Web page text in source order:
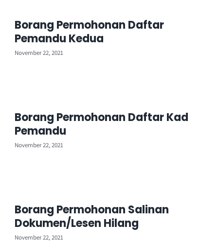
Borang Permohonan Daftar
Pemandu Kedua
November 22, 2021
Borang Permohonan Daftar Kad
Pemandu
November 22, 2021
Borang Permohonan Salinan
Dokumen/Lesen Hilang
November 22, 2021